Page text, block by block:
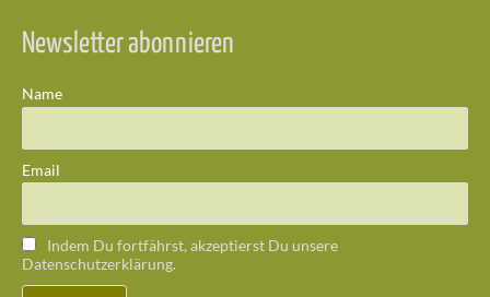
Newsletter abonnieren
Name
Email
Indem Du fortfährst, akzeptierst Du unsere
Datenschutzerklärung.